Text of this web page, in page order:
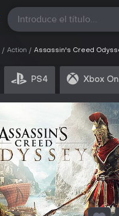
Todas
Action Assassin's Creed
PS4 Xbox